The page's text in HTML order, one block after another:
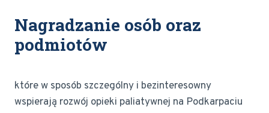
Nagradzanie osób oraz
podmiotów
które w sposób szczególny i bezinteresowny
wspierają rozwój opieki paliatywnej na Podkarpaciu